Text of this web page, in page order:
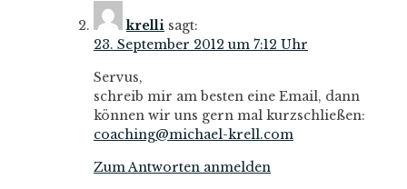
krelli sagt:
23. September 2012 um 7:12 Uhr
Servus,
schreib mir am besten eine Email, dann
können wir uns gern mal kurzschließen:
coaching@michael-krell.com
Zum Antworten anmelden